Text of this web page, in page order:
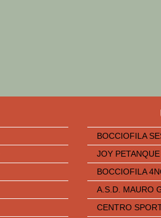
BOCCIOFILA
JOY PETANQUE
BOCCIOFILA
A.S.D. MAURO
CENTRO